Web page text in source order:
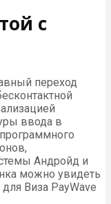
с
переход
ввода в
Андройд и
можно увидеть
Виза PayWave